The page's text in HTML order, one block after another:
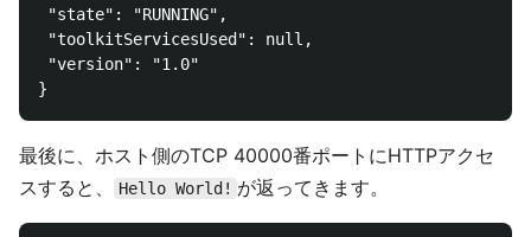
"state": "RUNNING",
"toolkitServicesUsed": null,
"version": "1.0"
最後に、ホスト側のTCP 40000番ポートにHTTPアクセ
スすると、
Hello World! が返ってきます。